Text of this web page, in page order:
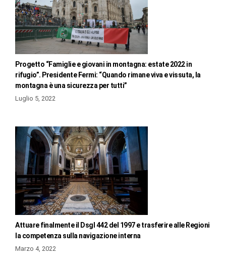
Progetto “Famiglie e giovani in montagna: estate 2022 in
rifugio”. Presidente Fermi: “Quando rimane viva e vissuta, la
montagna è una sicurezza per tutti”
Luglio 5, 2022
Attuare finalmente il Dsgl 442 del 1997 e trasferire alle Regioni
la competenza sulla navigazione interna
Marzo 4, 2022